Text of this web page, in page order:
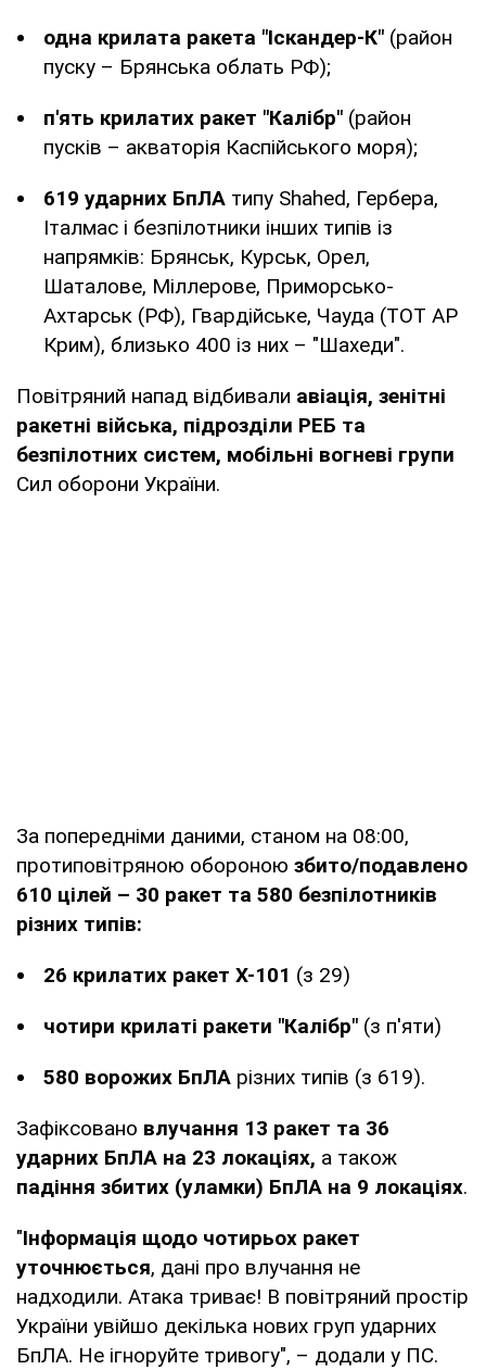
одна крилата ракета "Іскандер-К" (район
пуску – Брянська облать РФ);
п'ять крилатих ракет "Калібр" (район
пусків – акваторія Каспійського моря);
619 ударних БпЛА типу Shahed, Гербера,
Італмас і безпілотники інших типів із
напрямків: Брянськ, Курськ, Орел,
Шаталове, Міллерове, Приморсько-
Ахтарськ (РФ), Гвардійське, Чауда (ТОТ АР
Крим), близько 400 із них – "Шахеди".
Повітряний напад відбивали авіація, зенітні
ракетні війська, підрозділи РЕБ та
безпілотних систем, мобільні вогневі групи
Сил оборони України.
За попередніми даними, станом на 08:00,
протиповітряною обороною збито/подавлено
610 цілей – 30 ракет та 580 безпілотників
різних типів:
26 крилатих ракет Х-101 (з 29)
чотири крилаті ракети "Калібр" (з п'яти)
580 ворожих БпЛА різних типів (з 619).
Зафіксовано влучання 13 ракет та 36
ударних БпЛА на 23 локаціях, а також
падіння збитих (уламки) БпЛА на 9 локаціях.
"Інформація щодо чотирьох ракет
уточнюється, дані про влучання не
надходили. Атака триває! В повітряний простір
України увійшо декілька нових груп ударних
БпЛА. Не ігноруйте тривогу", – додали у ПС.